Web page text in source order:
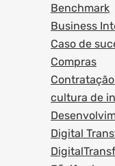
Benchmark
Business
Caso de
Compras
Contratação
cultura de
Digital